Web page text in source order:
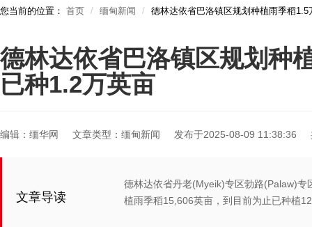
您当前的位置： 首页 缅甸新闻 德林达依省巴洛镇区规划种植雨季稻
德林达依省巴洛镇区规划种
已种1.2万英亩
编辑：缅华网 文章类型：缅甸新闻 发布于2025-08-09 11:38:36
文章导读
德林达依省丹老(Myeik)专区勃路(Palaw)
植雨季稻15,606英亩，到目前为止已种植